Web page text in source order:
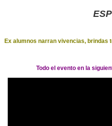
Ex alumnos narran vivencias, brindas
Todo el evento en la